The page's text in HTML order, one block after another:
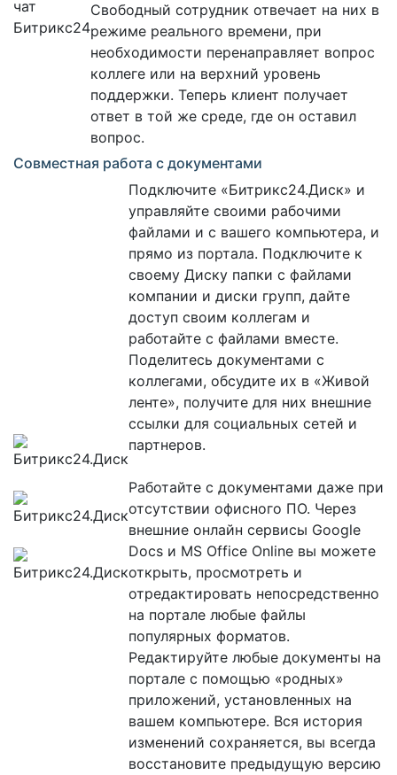
Свободный сотрудник отвечает на них в
режиме реального времени, при
необходимости перенаправляет вопрос
коллеге или на верхний уровень
поддержки. Теперь клиент получает
ответ в той же среде, где он оставил
вопрос.
Совместная работа с документами
Подключите «Битрикс24.Диск» и
управляйте своими рабочими
файлами и с вашего компьютера, и
прямо из портала. Подключите к
своему Диску папки с файлами
компании и диски групп, дайте
доступ своим коллегам и
работайте с файлами вместе.
Поделитесь документами с
коллегами, обсудите их в «Живой
ленте», получите для них внешние
ссылки для социальных сетей и
партнеров.
Работайте с документами даже при
отсутствии офисного ПО. Через
внешние онлайн сервисы Google
Docs и MS Office Online вы можете
открыть, просмотреть и
отредактировать непосредственно
на портале любые файлы
популярных форматов.
Редактируйте любые документы на
портале с помощью «родных»
приложений, установленных на
вашем компьютере. Вся история
изменений сохраняется, вы всегда
восстановите предыдущую версию